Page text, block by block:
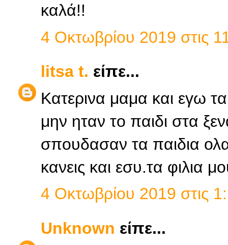
καλά!!
4 Οκτωβρίου 2019 στις
litsa t. είπε...
Κατερινα μαμα και εγω
μην ηταν το παιδι στα
σπουδασαν τα παιδια
κανεις και εσυ.τα φιλια
4 Οκτωβρίου 2019 στις
Unknown είπε...